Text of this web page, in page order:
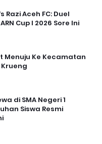
Razi Aceh FC: Duel
Cup I 2026 Sore Ini
Ke Kecamatan
di SMA Negeri 1
Siswa Resmi